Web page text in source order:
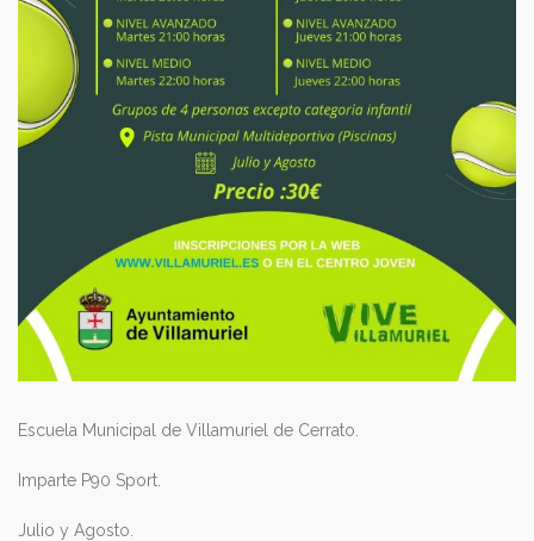
Escuela Municipal de Villamuriel de Cerrato.
Imparte P90 Sport.
Julio y Agosto.